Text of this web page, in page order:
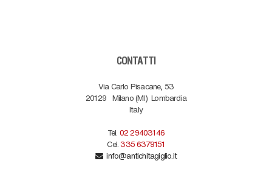
CONTATTI
Via Carlo Pisacane, 53
20129 Milano (MI) Lombardia
Italy
Tel. 02 29403146
Cel. 335 6379151
info@antichitagiglio.it